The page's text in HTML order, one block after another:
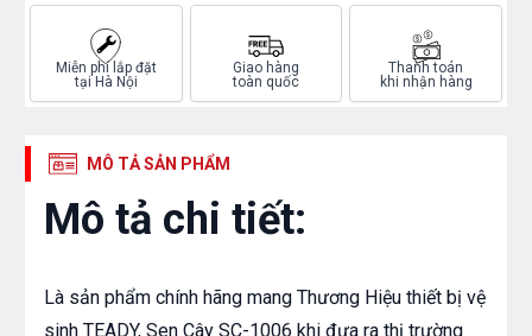
Miễn phí lắp đặt
tại Hà Nội
Giao hàng
toàn quốc
Thanh toán
khi nhận hàng
MÔ TẢ SẢN PHẨM
Mô tả chi tiết:
Là sản phẩm chính hãng mang Thương Hiệu thiết bị vệ
sinh TEADY, Sen Cây SC-1006 khi đưa ra thị trường